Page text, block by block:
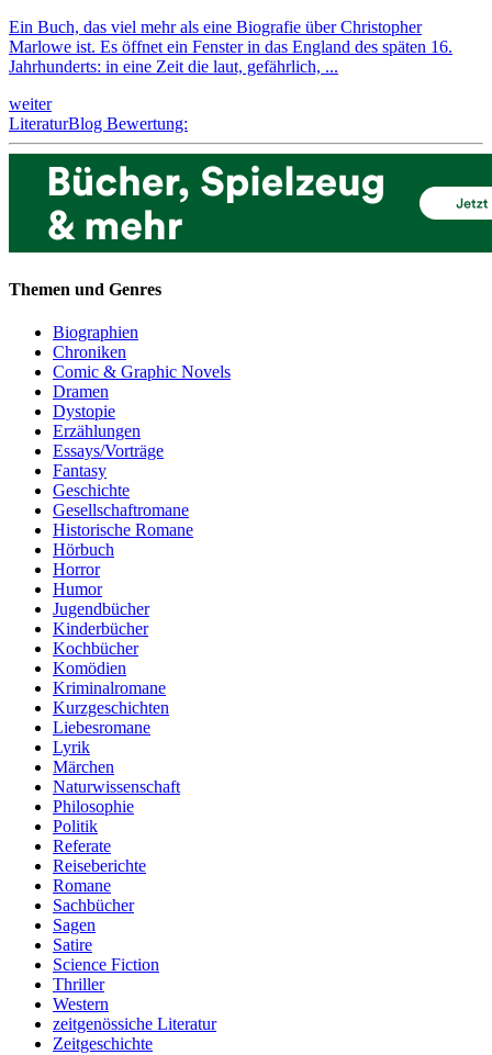
Ein Buch, das viel mehr als eine Biografie über Christopher
Marlowe ist. Es öffnet ein Fenster in das England des späten 16.
Jahrhunderts: in eine Zeit die laut, gefährlich, ...
weiter
LiteraturBlog Bewertung:
Themen und Genres
Biographien
Chroniken
Comic & Graphic Novels
Dramen
Dystopie
Erzählungen
Essays/Vorträge
Fantasy
Geschichte
Gesellschaftromane
Historische Romane
Hörbuch
Horror
Humor
Jugendbücher
Kinderbücher
Kochbücher
Komödien
Kriminalromane
Kurzgeschichten
Liebesromane
Lyrik
Märchen
Naturwissenschaft
Philosophie
Politik
Referate
Reiseberichte
Romane
Sachbücher
Sagen
Satire
Science Fiction
Thriller
Western
zeitgenössiche Literatur
Zeitgeschichte